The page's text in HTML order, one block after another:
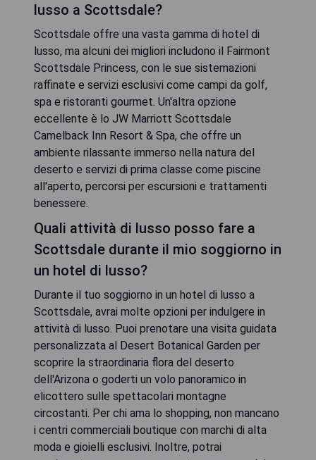
lusso a Scottsdale?
Scottsdale offre una vasta gamma di hotel di
lusso, ma alcuni dei migliori includono il Fairmont
Scottsdale Princess, con le sue sistemazioni
raffinate e servizi esclusivi come campi da golf,
spa e ristoranti gourmet. Un'altra opzione
eccellente è lo JW Marriott Scottsdale
Camelback Inn Resort & Spa, che offre un
ambiente rilassante immerso nella natura del
deserto e servizi di prima classe come piscine
all'aperto, percorsi per escursioni e trattamenti
benessere.
Quali attività di lusso posso fare a
Scottsdale durante il mio soggiorno in
un hotel di lusso?
Durante il tuo soggiorno in un hotel di lusso a
Scottsdale, avrai molte opzioni per indulgere in
attività di lusso. Puoi prenotare una visita guidata
personalizzata al Desert Botanical Garden per
scoprire la straordinaria flora del deserto
dell'Arizona o goderti un volo panoramico in
elicottero sulle spettacolari montagne
circostanti. Per chi ama lo shopping, non mancano
i centri commerciali boutique con marchi di alta
moda e gioielli esclusivi. Inoltre, potrai